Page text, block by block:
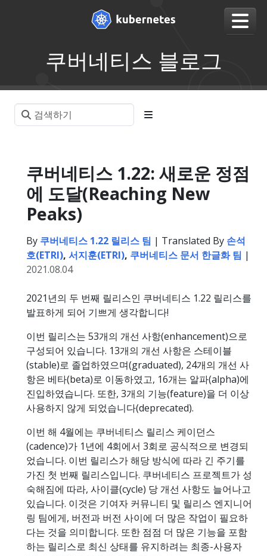
쿠버네티스 블로그
쿠버네티스 1.22: 새로운 정점
에 도달(Reaching New
Peaks)
By 쿠버네티스 1.22 릴리스 팀 | Translated By 손석
호(ETRI), 서지훈(ETRI), 쿠버네티스 문서 한글화 팀 |
2021.08.04
2021년의 두 번째 릴리스인 쿠버네티스 1.22 릴리스를
발표하게 되어 기쁘게 생각합니다!
이번 릴리스는 53개의 개선 사항(enhancement)으로
구성되어 있습니다. 13개의 개선 사항은 스테이블
(stable)로 졸업하였으며(graduated), 24개의 개선 사
항은 베타(beta)로 이동하였고, 16개는 알파(alpha)에
진입하였습니다. 또한, 3개의 기능(feature)을 더 이상
사용하지 않게 되었습니다(deprecated).
이번 해 4월에는 쿠버네티스 릴리스 케이던스
(cadence)가 1년에 4회에서 3회로 공식적으로 변경되
었습니다. 이번 릴리스가 해당 방식에 따라 긴 주기를
가진 첫 번째 릴리스입니다. 쿠버네티스 프로젝트가 성
숙해짐에 따라, 사이클(cycle) 당 개선 사항도 늘어나고
있습니다. 이것은 기여자 커뮤니티 및 릴리스 엔지니어
링 팀에게, 버전과 버전 사이에 더 많은 작업이 필요하
다는 것을 의미합니다. 또한 점점 더 많은 기능을 포함
하는 릴리스로 최신 상태를 유지하려는 최종-사용자